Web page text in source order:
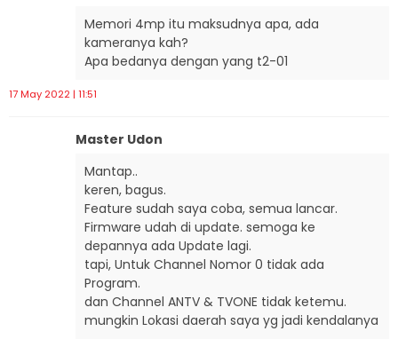
Memori 4mp itu maksudnya apa, ada
kameranya kah?
Apa bedanya dengan yang t2-01
17 May 2022 | 11:51
Master Udon
Mantap..
keren, bagus.
Feature sudah saya coba, semua lancar.
Firmware udah di update. semoga ke
depannya ada Update lagi.
tapi, Untuk Channel Nomor 0 tidak ada
Program.
dan Channel ANTV & TVONE tidak ketemu.
mungkin Lokasi daerah saya yg jadi kendalanya